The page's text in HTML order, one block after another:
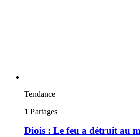
Tendance
1 Partages
Diois : Le feu a détruit au